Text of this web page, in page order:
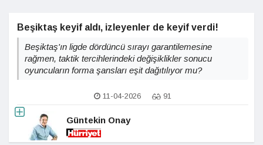
Beşiktaş keyif aldı, izleyenler de keyif verdi!
Beşiktaş'ın ligde dördüncü sırayı garantilemesine
rağmen, taktik tercihlerindeki değişiklikler sonucu
oyuncuların forma şansları eşit dağıtılıyor mu?
11-04-2026 91
Güntekin Onay